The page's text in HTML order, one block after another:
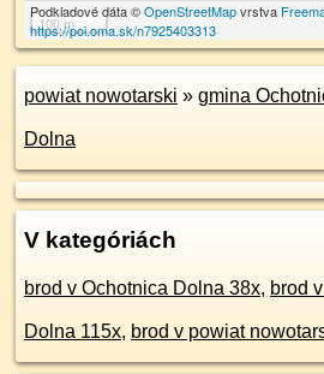
100 m
Podkladové dáta ©OpenStreetMapvrstva
https://poi.oma.sk/n7925403313
powiat nowotarski » gmina
Dolna
V kategóriách
brod v Ochotnica Dolna 38x, brod
Dolna 115x, brod v powiat